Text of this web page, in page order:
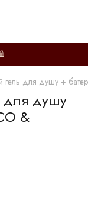
гель для душу +
для душу
&